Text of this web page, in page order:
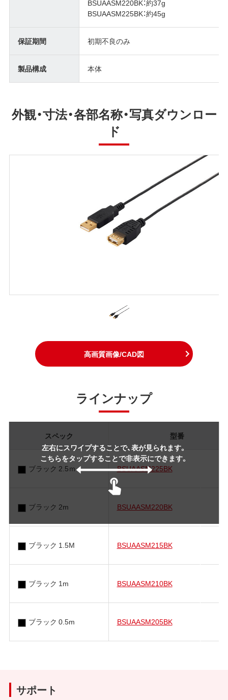
BSUAASM220BK：約37g
BSUAASM225BK：約45g
保証期間 初期不良のみ
製品構成 本体
外観・寸法・各部名称・写真ダウンロー
ド
高画質画像/CAD図
ラインナップ
左右にスワイプすることで、表が見られます。
こちらをタップすることで非表示にできます。
スペック 型番
ブラック 2.5ｍ BSUAASM225BK
ブラック 2m BSUAASM220BK
ブラック 1.5M BSUAASM215BK
ブラック 1m BSUAASM210BK
ブラック 0.5m BSUAASM205BK
サポート